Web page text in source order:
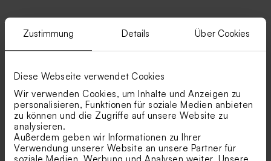
Zustimmung Details Über Cookies
Diese Webseite verwendet Cookies
Wir verwenden Cookies, um Inhalte und Anzeigen zu
personalisieren, Funktionen für soziale Medien anbieten
zu können und die Zugriffe auf unsere Website zu
analysieren.
Außerdem geben wir Informationen zu Ihrer
Verwendung unserer Website an unsere Partner für
Makramee Anhänger 'White Biologische Samenbomben
Neu
Ähnliche Produkte